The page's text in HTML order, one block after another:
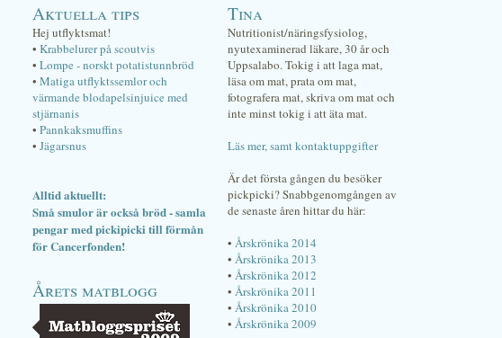
Aktuella tips
Hej utflyktsmat!
• Krabbelurer på scoutvis
• Lompe - norskt potatistunnbröd
• Matiga utflyktssemlor och
värmande blodapelsinjuice med
stjärnanis
• Pannkaksmuffins
• Jägarsnus
Alltid aktuellt:
Små smulor är också bröd - samla
pengar med pickipicki till förmån
för Cancerfonden!
Årets matblogg
Tina
Nutritionist/näringsfysiolog,
nyutexaminerad läkare, 30 år och
Uppsalabo. Tokig i att laga mat,
läsa om mat, prata om mat,
fotografera mat, skriva om mat och
inte minst tokig i att äta mat.
Läs mer, samt kontaktuppgifter
Är det första gången du besöker
pickpicki? Snabbgenomgången av
de senaste åren hittar du här:
• Årskrönika 2014
• Årskrönika 2013
• Årskrönika 2012
• Årskrönika 2011
• Årskrönika 2010
• Årskrönika 2009